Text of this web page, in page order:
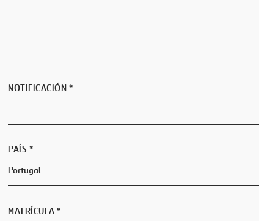
NOTIFICACIÓN *
PAÍS *
MATRÍCULA *